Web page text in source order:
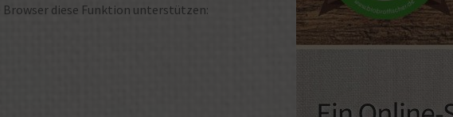
diese Funktion unterstützen: